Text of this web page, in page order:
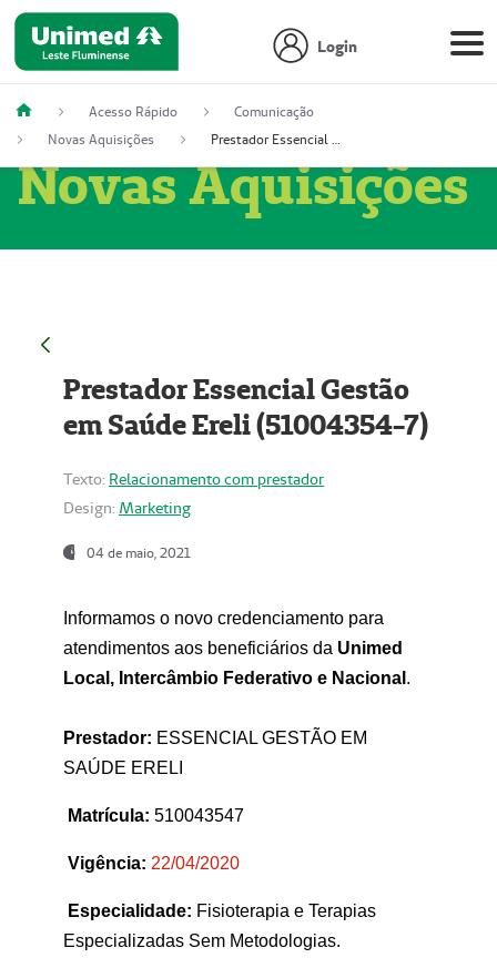
Login
Acesso Rápido
Comunicação
Novas Aquisições
Prestador Essencial Gestão em Saúde Ereli (51004354-7)
Novas Aquisições
Prestador Essencial Gestão
em Saúde Ereli (51004354-7)
Texto: Relacionamento com prestador
Design: Marketing
04 de maio, 2021
Informamos o novo credenciamento para
atendimentos aos beneficiários da Unimed
Local, Intercâmbio Federativo e Nacional .
Prestador: ESSENCIAL GESTÃO EM
SAÚDE ERELI
Matrícula: 510043547
Vigência: 22/04/2020
Especialidade: Fisioterapia e Terapias
Especializadas Sem Metodologias.